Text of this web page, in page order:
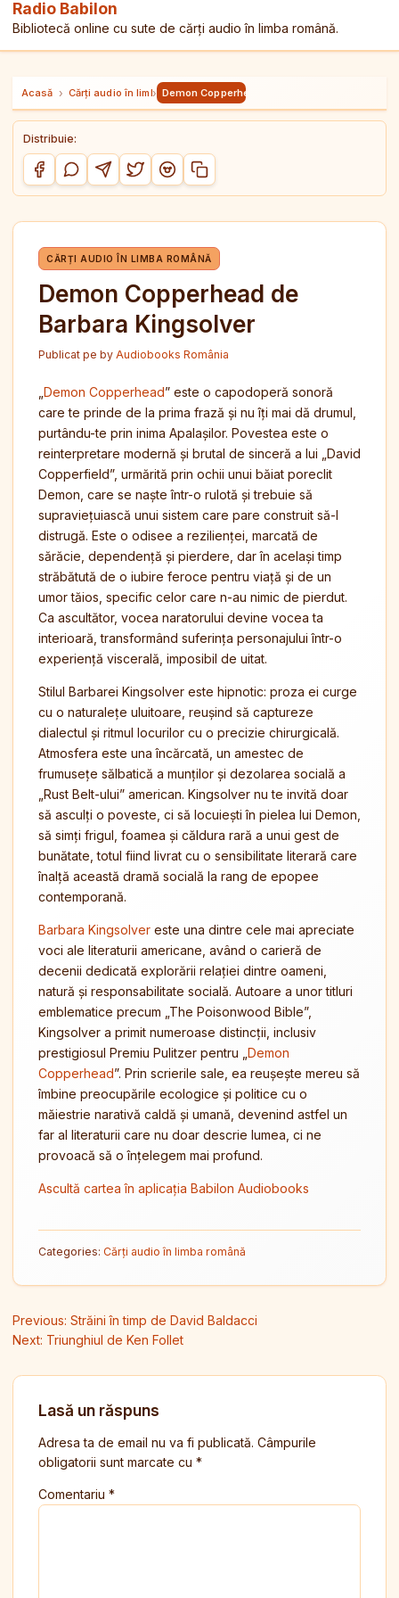
Radio Babilon
Bibliotecă online cu sute de cărți audio în limba română.
Acasă › Cărți audio în limba română
› Demon Copperhead de Barbara Kingsolver
Distribuie:
Distribuie pe Facebook
Distribuie pe WhatsApp
Distribuie pe Telegram
Distribuie pe Twitter/X
Distribuie pe Reddit
Copiază link-ul
CĂRȚI AUDIO ÎN LIMBA ROMÂNĂ
Demon Copperhead de
Barbara Kingsolver
Publicat pe by Audiobooks România
Demon Copperhead” este o capodoperă sonoră
care te prinde de la prima frază și nu îți mai dă drumul,
purtându-te prin inima Apalașilor. Povestea este o
reinterpretare modernă și brutal de sinceră a lui „David
Copperfield”, urmărită prin ochii unui băiat poreclit
Demon, care se naște într-o rulotă și trebuie să
supraviețuiască unui sistem care pare construit să-l
distrugă. Este o odisee a rezilienței, marcată de
sărăcie, dependență și pierdere, dar în același timp
străbătută de o iubire feroce pentru viață și de un
umor tăios, specific celor care n-au nimic de pierdut.
Ca ascultător, vocea naratorului devine vocea ta
interioară, transformând suferința personajului într-o
experiență viscerală, imposibil de uitat.
Stilul Barbarei Kingsolver este hipnotic: proza ei curge
cu o naturalețe uluitoare, reușind să captureze
dialectul și ritmul locurilor cu o precizie chirurgicală.
Atmosfera este una încărcată, un amestec de
frumusețe sălbatică a munților și dezolarea socială a
„Rust Belt-ului” american. Kingsolver nu te invită doar
să asculți o poveste, ci să locuiești în pielea lui Demon,
să simți frigul, foamea și căldura rară a unui gest de
bunătate, totul fiind livrat cu o sensibilitate literară care
înalță această dramă socială la rang de epopee
contemporană.
Barbara Kingsolver este una dintre cele mai apreciate
voci ale literaturii americane, având o carieră de
decenii dedicată explorării relației dintre oameni,
natură și responsabilitate socială. Autoare a unor titluri
emblematice precum „The Poisonwood Bible”,
Kingsolver a primit numeroase distincții, inclusiv
prestigiosul Premiu Pulitzer pentru „ Demon
Copperhead”. Prin scrierile sale, ea reușește mereu să
îmbine preocupările ecologice și politice cu o
măiestrie narativă caldă și umană, devenind astfel un
far al literaturii care nu doar descrie lumea, ci ne
provoacă să o înțelegem mai profund.
Ascultă cartea în aplicația Babilon Audiobooks
Categories: Cărți audio în limba română
Navigare în articole
Previous: Străini în timp de David Baldacci
Next: Triunghiul de Ken Follet
Lasă un răspuns
Adresa ta de email nu va fi publicată. Câmpurile
obligatorii sunt marcate cu *
Comentariu *